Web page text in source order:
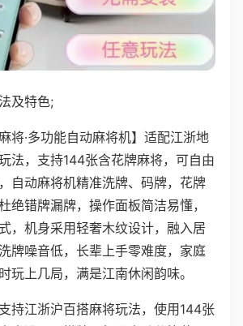
及特色;
将·多功能自动麻将机】适配江浙地
法，支持144张含花牌麻将，可自由
自动麻将机精准洗牌、码牌，花牌
绝错牌漏牌，操作面板简洁易懂，
，机身采用轻奢木纹设计，融入居
牌噪音低，长辈上手零难度，家庭
玩上几局，满是江南休闲韵味。
持江浙沪百搭麻将玩法，使用144张